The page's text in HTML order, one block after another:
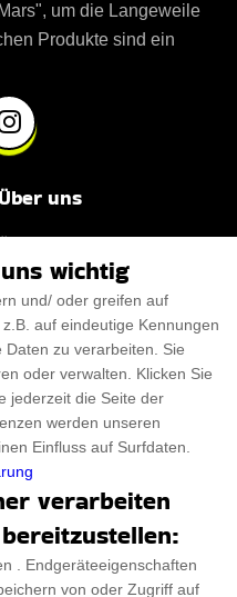
um die Langeweile
Produkte sind ein
Über uns
Rabattcode
Rabattcode
Black Friday
Datenschutz­erklärung
Impressum
wichtig
und/ oder greifen auf
auf eindeutige Kennungen
zu verarbeiten. Sie
oder verwalten. Klicken Sie
jederzeit die Seite der
werden unseren
Einfluss auf Surfdaten.
verarbeiten
. Endgeräteeigenschaften
von oder Zugriff auf